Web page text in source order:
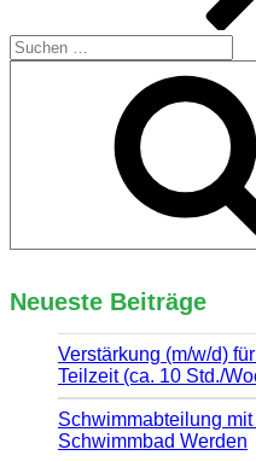
Suchen
nach:
Neueste Beiträge
Verstärkung (m/w/d)
Teilzeit (ca. 10 Std./
Schwimmabteilung
Schwimmbad Werden